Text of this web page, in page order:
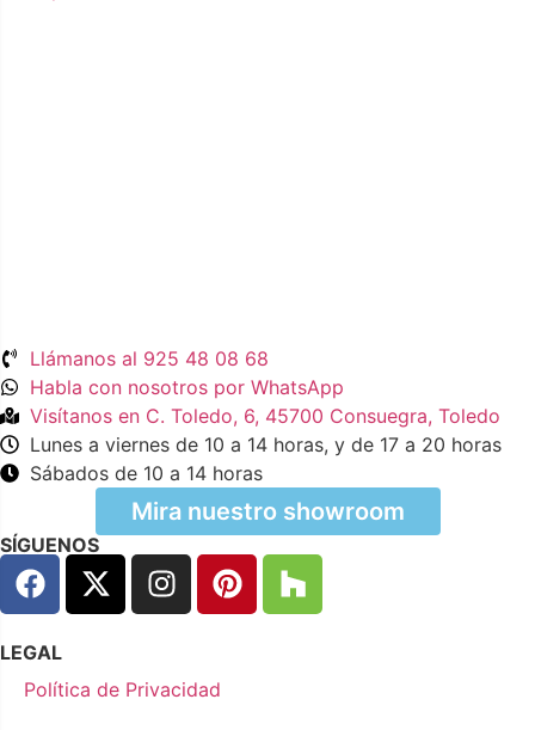
Llámanos al 925 48 08 68
Habla con nosotros por WhatsApp
Visítanos en C. Toledo, 6, 45700 Consuegra, Toledo
Lunes a viernes de 10 a 14 horas, y de 17 a 20 horas
Sábados de 10 a 14 horas
Mira nuestro showroom
SÍGUENOS
LEGAL
Política de Privacidad